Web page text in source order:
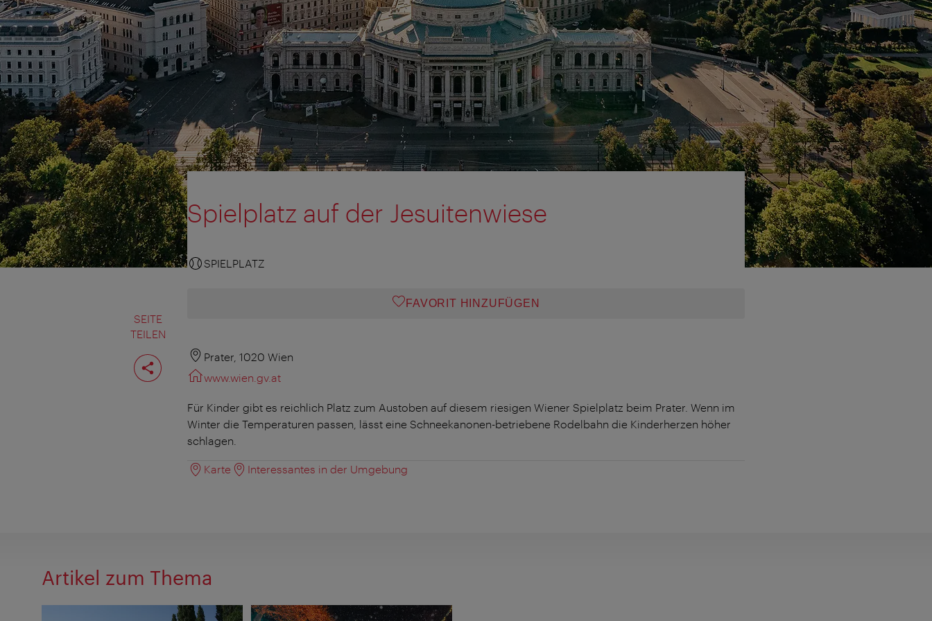
SEITE
TEILEN
Seite
teilen
Spielplatz auf der Jesuitenwiese
SPIELPLATZ
FAVORIT HINZUFÜGEN
Prater, 1020 Wien
www.wien.gv.at
Für Kinder gibt es reichlich Platz zum Austoben auf diesem riesigen Wiener Spielplatz beim Prater. Wenn im
Winter die Temperaturen passen, lässt eine Schneekanonen-betriebene Rodelbahn die Kinderherzen höher
schlagen.
Karte Interessantes in der Umgebung
Artikel zum Thema